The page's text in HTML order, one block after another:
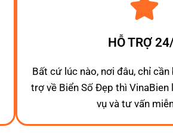
HỖ TRỢ
Bất cứ lúc nào, nơi đâu, chỉ
trợ về Biển Số Đẹp thì VinaBien
vụ và tư vấn